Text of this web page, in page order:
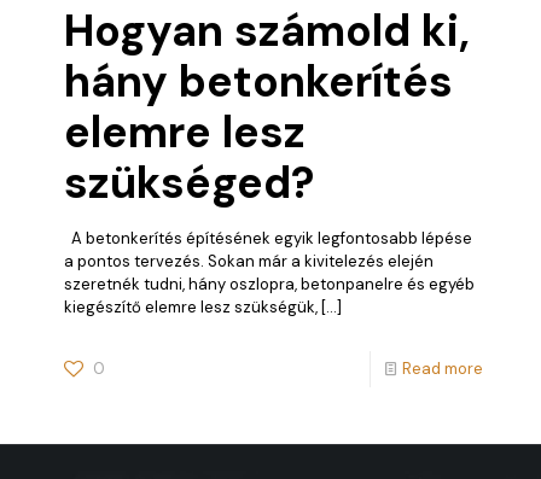
Hogyan számold ki,
hány betonkerítés
elemre lesz
szükséged?
A betonkerítés építésének egyik legfontosabb lépése
a pontos tervezés. Sokan már a kivitelezés elején
szeretnék tudni, hány oszlopra, betonpanelre és egyéb
kiegészítő elemre lesz szükségük, […]
0 Read more